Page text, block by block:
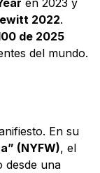
en 2023 y
2022.
de 2025
del mundo.
En su
(NYFW), el
desde una